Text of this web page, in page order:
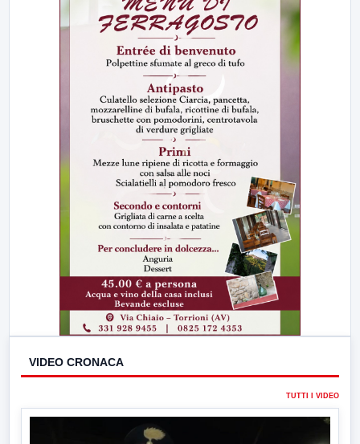
VIDEO CRONACA
TUTTI I VIDEO